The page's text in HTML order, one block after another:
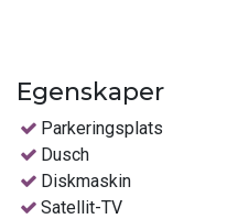
Egenskaper
Parkeringsplats
Dusch
Diskmaskin
Satellit-TV